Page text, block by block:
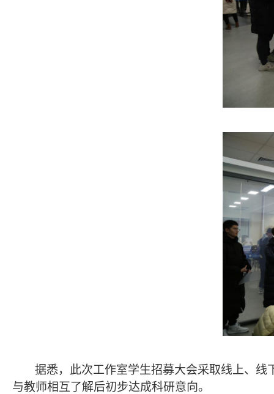
据悉，此次工作室学生招募大会采取线上、线
与教师相互了解后初步达成科研意向。